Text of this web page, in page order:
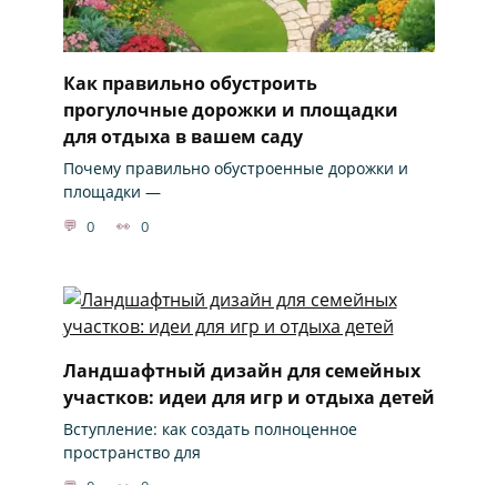
Как правильно обустроить
прогулочные дорожки и площадки
для отдыха в вашем саду
Почему правильно обустроенные дорожки и
площадки —
0 0
Ландшафтный дизайн для семейных
участков: идеи для игр и отдыха детей
Вступление: как создать полноценное
пространство для